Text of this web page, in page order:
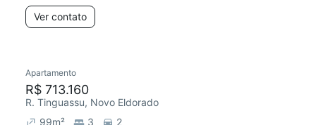
Ver contato
Apartamento
R$ 713.160
R. Tinguassu, Novo Eldorado
99m² 3 2